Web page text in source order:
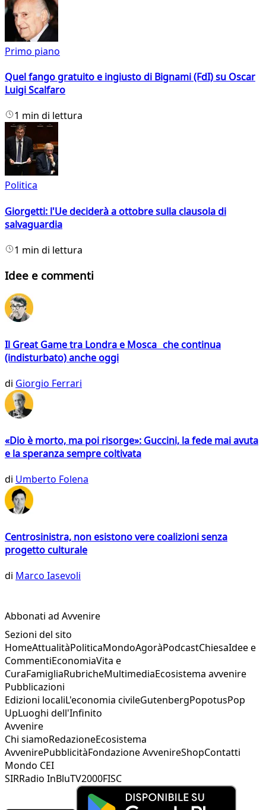
Primo piano
Quel fango gratuito e ingiusto di Bignami (FdI) su Oscar
Luigi Scalfaro
1 min di lettura
Politica
Giorgetti: l'Ue deciderà a ottobre sulla clausola di
salvaguardia
1 min di lettura
Idee e commenti
Il Great Game tra Londra e Mosca che continua
(indisturbato) anche oggi
di Giorgio Ferrari
«Dio è morto, ma poi risorge»: Guccini, la fede mai avuta
e la speranza sempre coltivata
di Umberto Folena
Centrosinistra, non esistono vere coalizioni senza
progetto culturale
di Marco Iasevoli
Abbonati ad Avvenire
Sezioni del sito
HomeAttualitàPoliticaMondoAgoràPodcastChiesaIdee e
CommentiEconomiaVita e
CuraFamigliaRubricheMultimediaEcosistema avvenire
Pubblicazioni
Edizioni localiL'economia civileGutenbergPopotusPop
UpLuoghi dell'Infinito
Avvenire
Chi siamoRedazioneEcosistema
AvvenirePubblicitàFondazione AvvenireShopContatti
Mondo CEI
SIRRadio InBluTV2000FISC